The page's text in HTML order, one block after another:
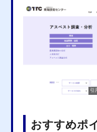
引
おすすめポ